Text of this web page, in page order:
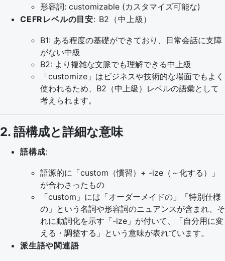
形容詞: customizable (カスタマイズ可能な)
CEFRレベルの目安: B2（中上級）
B1: ある程度の基礎ができており、日常会話に支障
がない中級
B2: より複雑な文脈でも理解できる中上級
「customize」はビジネスや技術的な場面でもよく
使われるため、B2（中上級）レベルの語彙として
考えられます。
2. 語構成と詳細な意味
語構成:
語源的に「custom（慣習）+ -ize（～化する）」
が合わさったもの
「custom」には「オーダーメイドの」「特別仕様
の」という名詞や形容詞のニュアンスが含まれ、そ
れに動詞化を示す「-ize」が付いて、「自分用に変
える・調整する」という意味が表れています。
派生語や関連語